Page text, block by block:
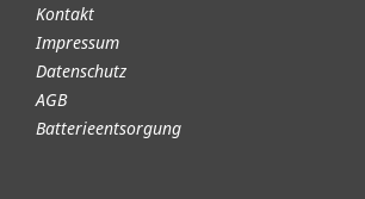
Kontakt
Impressum
Datenschutz
AGB
Batterieentsorgung